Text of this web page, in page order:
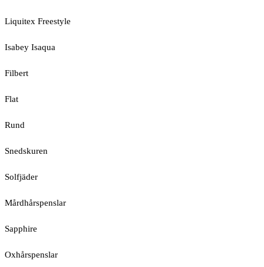
Liquitex Freestyle
Isabey Isaqua
Filbert
Flat
Rund
Snedskuren
Solfjäder
Mårdhårspenslar
Sapphire
Oxhårspenslar